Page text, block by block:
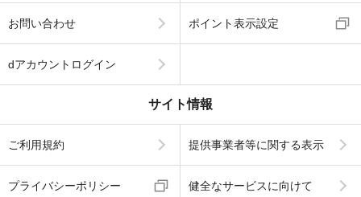
お問い合わせ ポイント表示設定
dアカウントログイン
サイト情報
ご利用規約 提供事業者等に関する表示
プライバシーポリシー 健全なサービスに向けて